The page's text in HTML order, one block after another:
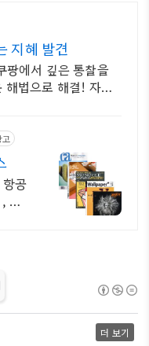
지혜 발견
에서 깊은 통찰을
법으로 해결! 자기
고
공
빠
더 보기